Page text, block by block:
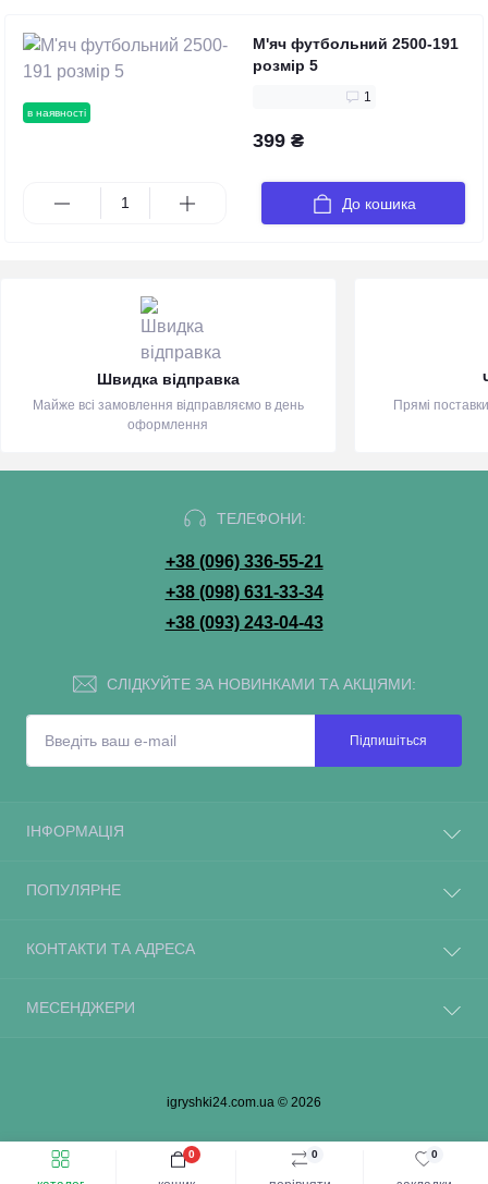
0 0
0
в наявності
М'яч футбольний 2500-191
розмір 5
1
399 ₴
До кошика
Швидка відправка
Майже всі замовлення відправляємо в день
оформлення
Прямі
ТЕЛЕФОНИ:
+38 (096) 336-55-21
+38 (098) 631-33-34
+38 (093) 243-04-43
СЛІДКУЙТЕ ЗА НОВИНКАМИ ТА АКЦІЯМИ:
Підпишіться
ІНФОРМАЦІЯ
ПОПУЛЯРНЕ
КОНТАКТИ ТА АДРЕСА
МЕСЕНДЖЕРИ
igryshki24.com.ua © 2026